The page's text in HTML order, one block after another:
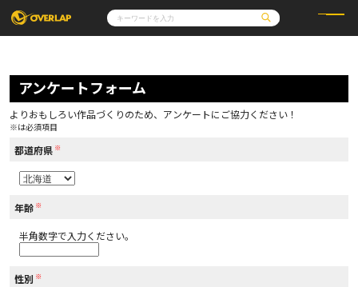
コミック
コミックガルド
コミッククリエ
LiQulle
ラブパルフェ
ライトノベル
ロサージュノベルス
その他
コミックエッセイ
通販・NEWS
OVERLAP STORE
アクセス
オーバーラップホールディングス
アンケートフォーム
よりおもしろい作品づくりのため、アンケートにご協力ください！
※は必須項目
都道府県 ※
年齢 ※
半角数字で入力ください。
性別 ※